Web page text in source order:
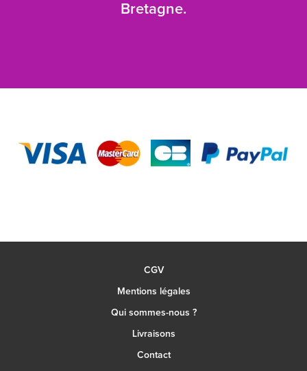
Bretagne.
CGV
Mentions légales
Qui sommes-nous ?
Livraisons
Contact